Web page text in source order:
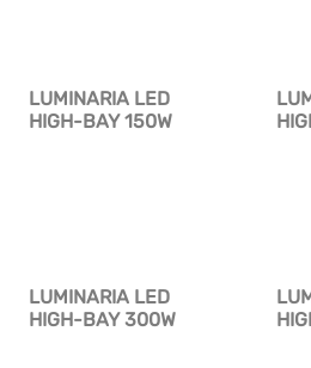
LUMINARIA LED
HIGH-BAY 150W
LUMINARIA LED
HIGH-BAY 300W